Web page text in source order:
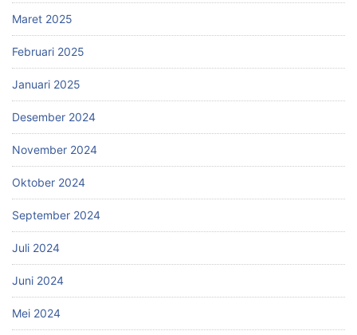
Maret 2025
Februari 2025
Januari 2025
Desember 2024
November 2024
Oktober 2024
September 2024
Juli 2024
Juni 2024
Mei 2024